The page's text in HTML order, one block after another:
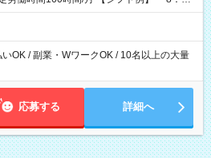
OK / 副業・WワークOK / 10名以上の大量
応募する 詳細へ